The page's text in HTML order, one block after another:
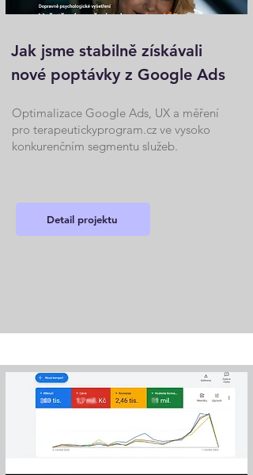
Jak jsme stabilně získávali
nové poptávky z Google Ads
Optimalizace Google Ads, UX a měření
pro terapeutickyprogram.cz ve vysoko
konkurenčním segmentu služeb.
Detail projektu